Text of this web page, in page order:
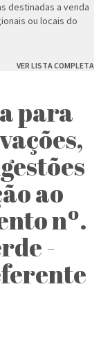
destinadas a venda
ou locais do
VER LISTA COMPLETA
para
ao
nº.
-